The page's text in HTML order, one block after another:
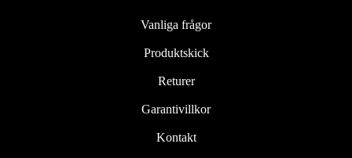
Vanliga frågor
Produktskick
Returer
Garantivillkor
Kontakt